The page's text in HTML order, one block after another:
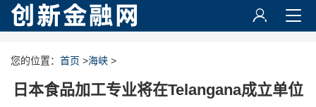
您的位置： 首页 >海峡 >
日本食品加工专业将在Telangana成立单位